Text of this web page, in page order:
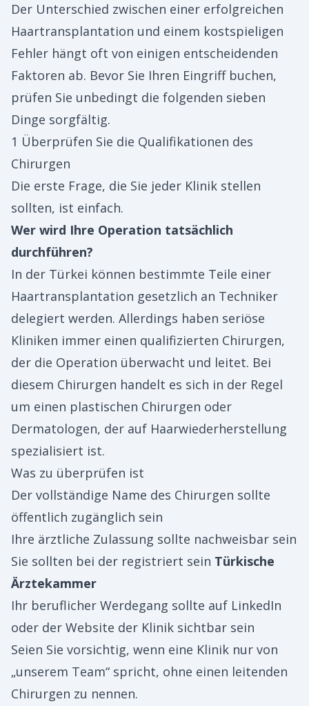
Der Unterschied zwischen einer erfolgreichen
Haartransplantation und einem kostspieligen
Fehler hängt oft von einigen entscheidenden
Faktoren ab. Bevor Sie Ihren Eingriff buchen,
prüfen Sie unbedingt die folgenden sieben
Dinge sorgfältig.
1 Überprüfen Sie die Qualifikationen des
Chirurgen
Die erste Frage, die Sie jeder Klinik stellen
sollten, ist einfach.
Wer wird Ihre Operation tatsächlich
durchführen?
In der Türkei können bestimmte Teile einer
Haartransplantation gesetzlich an Techniker
delegiert werden. Allerdings haben seriöse
Kliniken immer einen qualifizierten Chirurgen,
der die Operation überwacht und leitet. Bei
diesem Chirurgen handelt es sich in der Regel
um einen plastischen Chirurgen oder
Dermatologen, der auf Haarwiederherstellung
spezialisiert ist.
Was zu überprüfen ist
Der vollständige Name des Chirurgen sollte
öffentlich zugänglich sein
Ihre ärztliche Zulassung sollte nachweisbar sein
Sie sollten bei der registriert sein Türkische
Ärztekammer
Ihr beruflicher Werdegang sollte auf LinkedIn
oder der Website der Klinik sichtbar sein
Seien Sie vorsichtig, wenn eine Klinik nur von
„unserem Team“ spricht, ohne einen leitenden
Chirurgen zu nennen.